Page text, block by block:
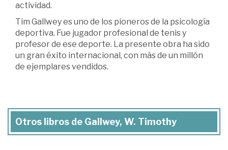
actividad.
Tim Gallwey es uno de los pioneros de la psicología
deportiva. Fue jugador profesional de tenis y
profesor de ese deporte. La presente obra ha sido
un gran éxito internacional, con más de un millón
de ejemplares vendidos.
Otros libros de Gallwey, W. Timothy